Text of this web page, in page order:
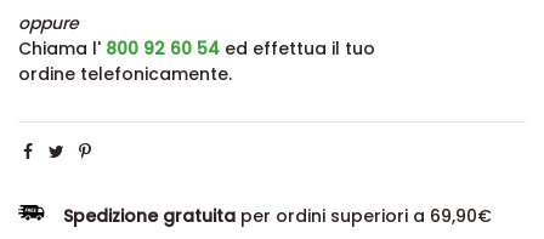
oppure
Chiama l' 800 92 60 54 ed effettua il tuo
ordine telefonicamente.
Spedizione gratuita per ordini superiori a 69,90€